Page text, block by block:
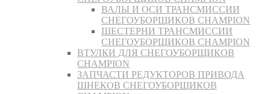
ВАЛЫ И ОСИ ТРАНСМИССИИ
СНЕГОУБОРЩИКОВ CHAMPION
ШЕСТЕРНИ ТРАНСМИССИИ
СНЕГОУБОРЩИКОВ CHAMPION
ВТУЛКИ ДЛЯ СНЕГОУБОРЩИКОВ
CHAMPION
ЗАПЧАСТИ РЕДУКТОРОВ ПРИВОДА
ШНЕКОВ СНЕГОУБОРЩИКОВ